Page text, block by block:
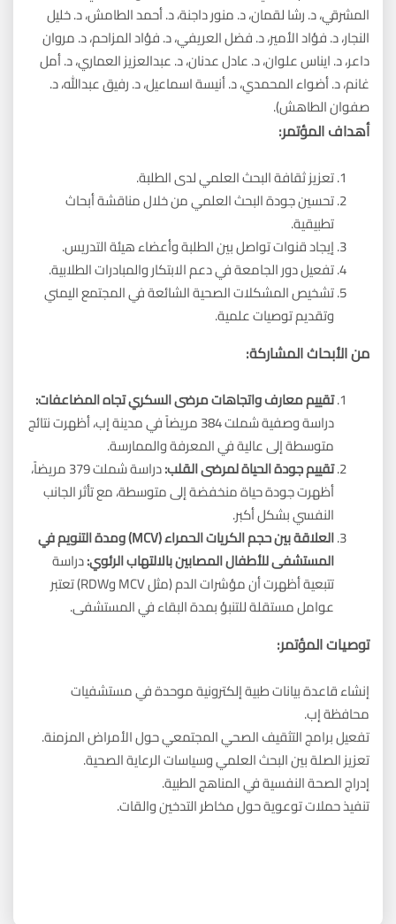
المشرقي، د. رشا لقمان، د. منور داجنة، د. أحمد الطامش، د. خليل
النجار، د. فؤاد الأمير، د. فضل العريفي، د. فؤاد المزاحم، د. مروان
داعر، د. ايناس علوان، د. عادل عدنان، د. عبدالعزيز العماري، د. أمل
غانم، د. أضواء المحمدي، د. أنيسة اسماعيل، د. رفيق عبدالله، د.
صفوان الطاهش).
أهداف المؤتمر:
تعزيز ثقافة البحث العلمي لدى الطلبة.
تحسين جودة البحث العلمي من خلال مناقشة أبحاث
تطبيقية.
إيجاد قنوات تواصل بين الطلبة وأعضاء هيئة التدريس.
تفعيل دور الجامعة في دعم الابتكار والمبادرات الطلابية.
تشخيص المشكلات الصحية الشائعة في المجتمع اليمني
وتقديم توصيات علمية.
من الأبحاث المشاركة:
تقييم معارف واتجاهات مرضى السكري تجاه المضاعفات:
دراسة وصفية شملت 384 مريضاً في مدينة إب، أظهرت نتائج
متوسطة إلى عالية في المعرفة والممارسة.
تقييم جودة الحياة لمرضى القلب:
دراسة شملت 379 مريضاً،
أظهرت جودة حياة منخفضة إلى متوسطة، مع تأثر الجانب
النفسي بشكل أكبر.
العلاقة بين حجم الكريات الحمراء (MCV) ومدة التنويم في
المستشفى للأطفال المصابين بالالتهاب الرئوي:دراسة
تتبعية أظهرت أن مؤشرات الدم (مثل MCV وRDW) تعتبر
عوامل مستقلة للتنبؤ بمدة البقاء في المستشفى.
توصيات المؤتمر:
إنشاء قاعدة بيانات طبية إلكترونية موحدة في مستشفيات
محافظة إب.
تفعيل برامج التثقيف الصحي المجتمعي حول الأمراض المزمنة.
تعزيز الصلة بين البحث العلمي وسياسات الرعاية الصحية.
إدراج الصحة النفسية في المناهج الطبية.
تنفيذ حملات توعوية حول مخاطر التدخين والقات.